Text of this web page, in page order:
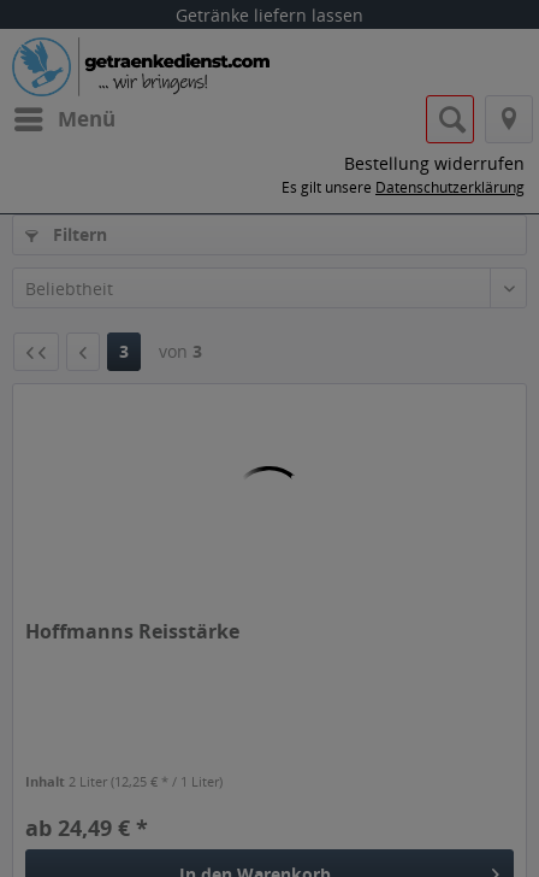
Getränke liefern lassen
Menü
Bestellung widerrufen
Es gilt unsere Datenschutzerklärung
Filtern
3 von 3
Hoffmanns Reisstärke
Inhalt2 Liter(12,25 € * / 1 Liter)
ab 24,49 € *